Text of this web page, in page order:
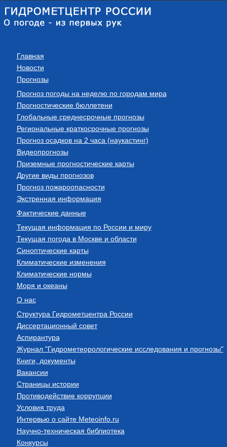
Главная
Новости
Прогнозы
Прогноз погоды на неделю по городам мира
Прогностические бюллетени
Глобальные среднесрочные прогнозы
Региональные краткосрочные прогнозы
Прогноз осадков на 2 часа (наукастинг)
Видеопрогнозы
Приземные прогностические карты
Другие виды прогнозов
Прогноз пожароопасности
Экстренная информация
Фактические данные
Текущая информация по России и миру
Текущая погода в Москве и области
Синоптические карты
Климатические изменения
Климатические нормы
Моря и океаны
О нас
Структура Гидрометцентра России
Диссертационный совет
Аспирантура
Журнал "Гидрометеорологические исследования и прогнозы"
Книги, документы
Вакансии
Страницы истории
Противодействие коррупции
Условия труда
Интервью о сайте Meteoinfo.ru
Научно-техническая библиотека
Конкурсы